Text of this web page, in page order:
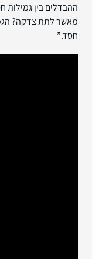
ההבדלים בין
מאשר לתת צדקה?
חסד.”